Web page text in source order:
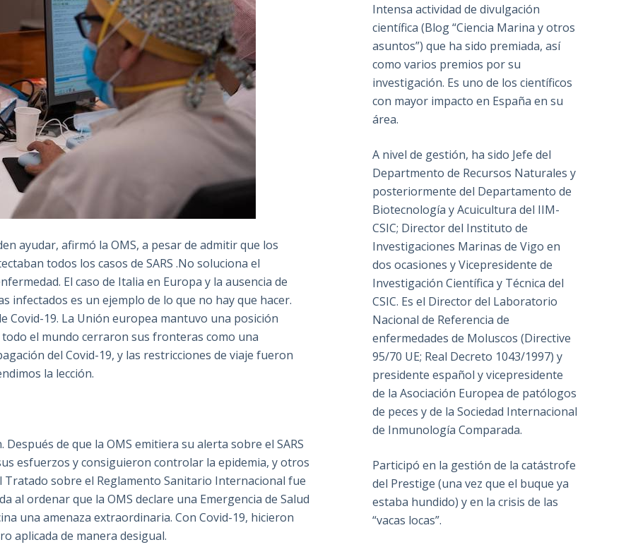
ayudar, afirmó la OMS, a pesar de admitir que los
todos los casos de SARS .No soluciona el
El caso de Italia en Europa y la ausencia de
infectados es un ejemplo de lo que no hay que hacer.
Covid-19. La Unión europea mantuvo una posición
el mundo cerraron sus fronteras como una
del Covid-19, y las restricciones de viaje fueron
la lección.
de que la OMS emitiera su alerta sobre el SARS
esfuerzos y consiguieron controlar la epidemia, y otros
sobre el Reglamento Sanitario Internacional fue
al ordenar que la OMS declare una Emergencia de Salud
una amenaza extraordinaria. Con Covid-19, hicieron
aplicada de manera desigual.
Intensa actividad de divulgación
científica (Blog “Ciencia Marina y otros
asuntos”) que ha sido premiada, así
como varios premios por su
investigación. Es uno de los científicos
con mayor impacto en España en su
área.
A nivel de gestión, ha sido Jefe del
Departmento de Recursos Naturales y
posteriormente del Departamento de
Biotecnología y Acuicultura del IIM-
CSIC; Director del Instituto de
Investigaciones Marinas de Vigo en
dos ocasiones y Vicepresidente de
Investigación Científica y Técnica del
CSIC. Es el Director del Laboratorio
Nacional de Referencia de
enfermedades de Moluscos (Directive
95/70 UE; Real Decreto 1043/1997) y
presidente español y vicepresidente
de la Asociación Europea de patólogos
de peces y de la Sociedad Internacional
de Inmunología Comparada.
Participó en la gestión de la catástrofe
del Prestige (una vez que el buque ya
estaba hundido) y en la crisis de las
“vacas locas”.